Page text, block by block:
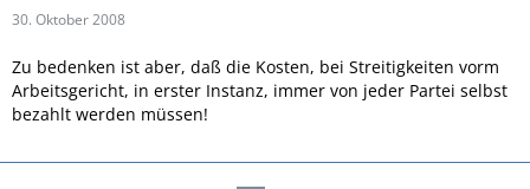
30. Oktober 2008
Zu bedenken ist aber, daß die Kosten, bei Streitigkeiten vorm
Arbeitsgericht, in erster Instanz, immer von jeder Partei selbst
bezahlt werden müssen!